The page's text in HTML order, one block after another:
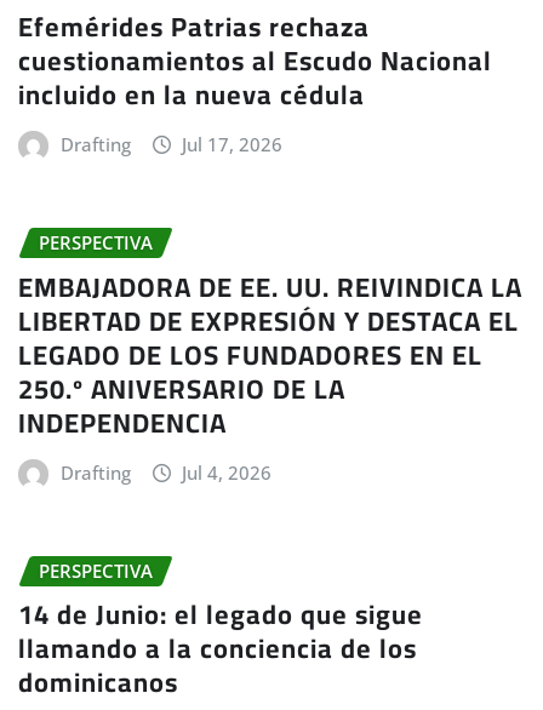
Efemérides Patrias rechaza
cuestionamientos al Escudo Nacional
incluido en la nueva cédula
Drafting Jul 17, 2026
PERSPECTIVA
EMBAJADORA DE EE. UU. REIVINDICA LA
LIBERTAD DE EXPRESIÓN Y DESTACA EL
LEGADO DE LOS FUNDADORES EN EL
250.º ANIVERSARIO DE LA
INDEPENDENCIA
Drafting Jul 4, 2026
PERSPECTIVA
14 de Junio: el legado que sigue
llamando a la conciencia de los
dominicanos